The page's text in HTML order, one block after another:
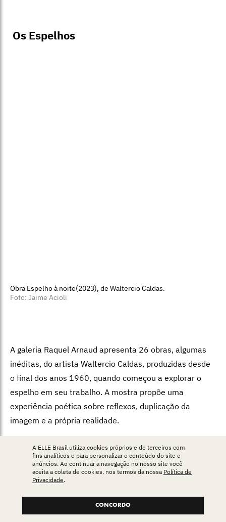
Os Espelhos
Obra Espelho à noite(2023), de Waltercio Caldas.
Foto: Jaime Acioli
A galeria Raquel Arnaud apresenta 26 obras, algumas
inéditas, do artista Waltercio Caldas, produzidas desde
o final dos anos 1960, quando começou a explorar o
espelho em seu trabalho. A mostra propõe uma
experiência poética sobre reflexos, duplicação da
imagem e a própria realidade.
Os Espelhos:até 11 de outubro, na Galeria Raquel
Arnaud, na Rua Fidalga, 125, Vila Madalena, São Paulo.
De segunda a sexta, das 11h às 19h, e aos sábados,
das 11h às 15h. Entrada gratuita
A ELLE Brasil utiliza cookies próprios e de terceiros com
fins analíticos e para personalizar o conteúdo do site e
anúncios. Ao continuar a navegação no nosso site você
aceita a coleta de cookies, nos termos da nossa Política de
Privacidade.
CONCORDO